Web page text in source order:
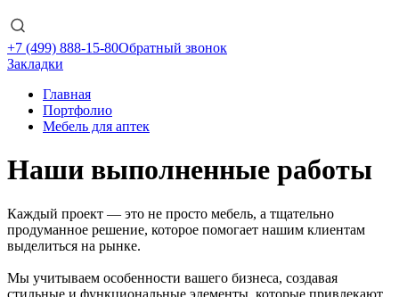
+7 (499) 888-15-80Обратный звонок
Закладки
Главная
Портфолио
Мебель для аптек
Наши выполненные работы
Каждый проект — это не просто мебель, а тщательно
продуманное решение, которое помогает нашим клиентам
выделиться на рынке.
Мы учитываем особенности вашего бизнеса, создавая
стильные и функциональные элементы, которые привлекают